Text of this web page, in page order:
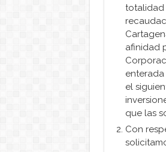
totalidad
afinidad
el
que las
Con